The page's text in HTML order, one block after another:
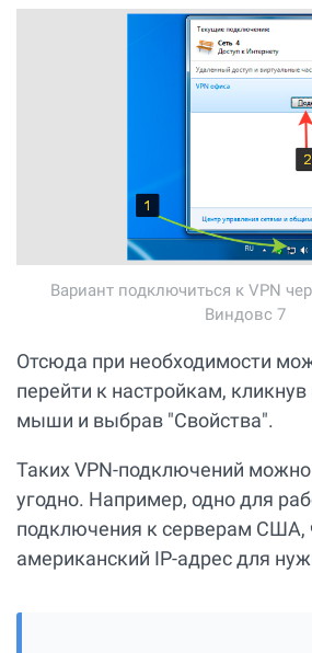
Вариант подключиться к VPN
Виндовс 7
Отсюда при необходимости
перейти к настройкам,
мыши и выбрав "Свойства".
Таких VPN-подключений
угодно. Например, одно для
подключения к серверам США,
американский IP-адрес для